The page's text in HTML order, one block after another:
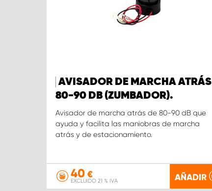
AVISADOR DE MARCHA ATRÁS
80-90 DB (ZUMBADOR).
Avisador de marcha atrás de 80-90 dB que
ayuda y facilita las maniobras de marcha
atrás y de estacionamiento.
40 €
EXCLUIDO 21 % IVA AÑADIR